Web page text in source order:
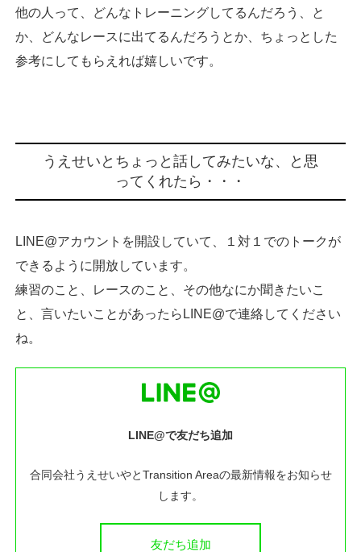
他の人って、どんなトレーニングしてるんだろう、と
か、どんなレースに出てるんだろうとか、ちょっとした
参考にしてもらえれば嬉しいです。
うえせいとちょっと話してみたいな、と思
ってくれたら・・・
LINE@アカウントを開設していて、１対１でのトークが
できるように開放しています。
練習のこと、レースのこと、その他なにか聞きたいこ
と、言いたいことがあったらLINE@で連絡してください
ね。
LINE@で友だち追加
合同会社うえせいやとTransition Areaの最新情報をお知らせ
します。
友だち追加